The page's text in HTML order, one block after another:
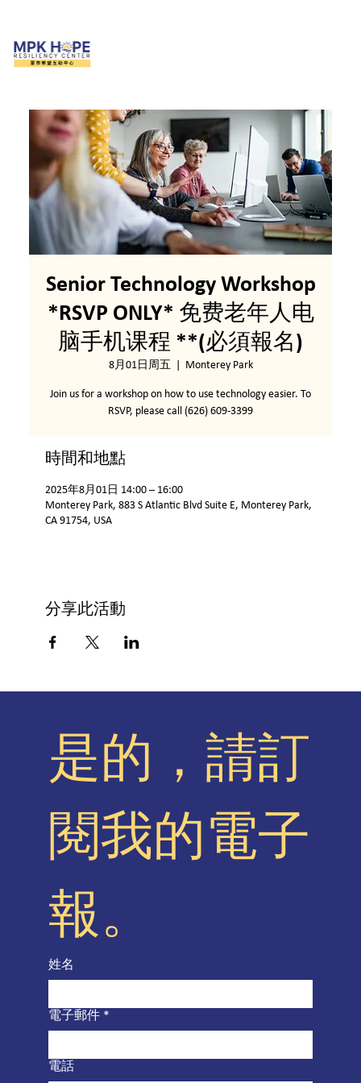
Senior Technology Workshop
*RSVP ONLY* 免费老年人电
脑手机课程 **(必須報名)
8月01日周五
  |
Monterey Park
Join us for a workshop on how to use technology easier. To
RSVP, please call (626) 609-3399
時間和地點
2025年8月01日 14:00 – 16:00
Monterey Park, 883 S Atlantic Blvd Suite E, Monterey Park,
CA 91754, USA
分享此活動
是的，請訂
閱我的電子
報。
姓名
電子郵件 *
電話